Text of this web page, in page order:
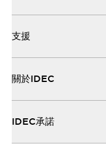
支援
關於IDEC
IDEC承諾